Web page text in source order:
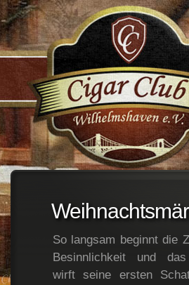
;
So langsam beginnt die
Besinnlichkeit und
wirft seine ersten